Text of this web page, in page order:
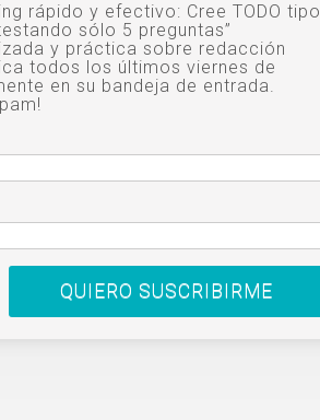
rápido y efectivo: Cree TODO tipo
sólo 5 preguntas”
y práctica sobre redacción
todos los últimos viernes de
en su bandeja de entrada.